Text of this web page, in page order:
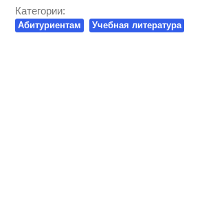
Категории:
Абитуриентам Учебная литература